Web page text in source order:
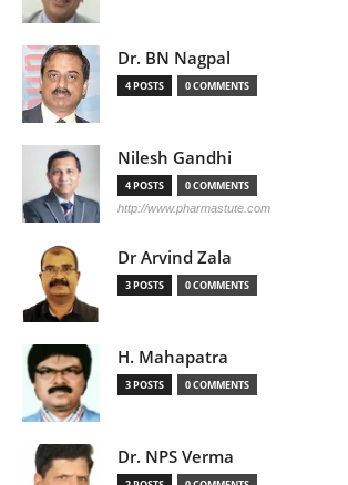
Dr. BN Nagpal
4 POSTS 0 COMMENTS
Nilesh Gandhi
4 POSTS 0 COMMENTS
http://www.pharmastute.com
Dr Arvind Zala
3 POSTS 0 COMMENTS
H. Mahapatra
3 POSTS 0 COMMENTS
Dr. NPS Verma